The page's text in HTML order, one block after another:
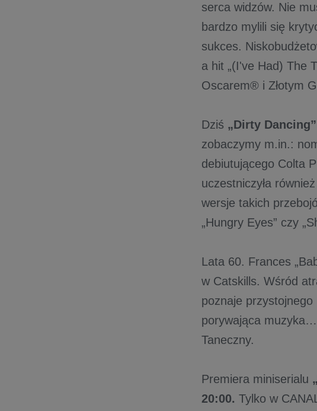
serca widzów. Nie
bardzo mylili się
sukces.
a hit „(I've Had) The
Oscarem® i Złotym
Dziś „Dirty Dancing”
zobaczymy m.in.:
debiutującego Colta
uczestniczyła
wersje takich
„Hungry Eyes” czy
Lata 60. Frances
w Catskills. Wśród
poznaje
porywająca
Taneczny.
Premiera miniserialu
20:00. Tylko w